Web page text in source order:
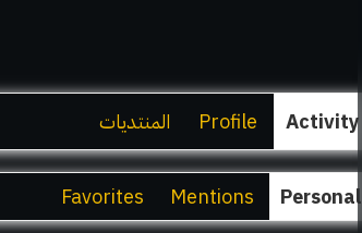
Activity
Profile المنتديات
Personal
Mentions
Favorites